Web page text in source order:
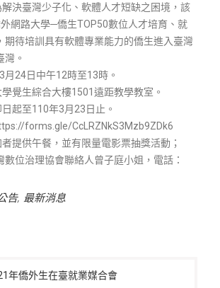
決臺灣少子化、軟體人才短缺之困境，該
網路大學─僑生TOP50數位人才培育、就
期待培訓具有軟體專業能力的僑生進入臺灣
灣。
24日中午12時至13時。
覺生綜合大樓1501遠距教學教室。
起至110年3月23日止。
forms.gle/CcLRZNkS3Mzb9ZDk6
提供午餐，並有限量電影票抽獎活動；
數位治理協會聯絡人曾子庭小姐，電話：
告, 最新消息
年僑外生在臺就業媒合會